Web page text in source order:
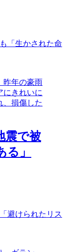
「生かされた命
震で被
」
避けられたリス